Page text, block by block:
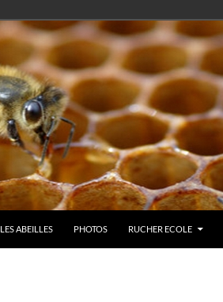
LES ABEILLES PHOTOS RUCHER ECOLE